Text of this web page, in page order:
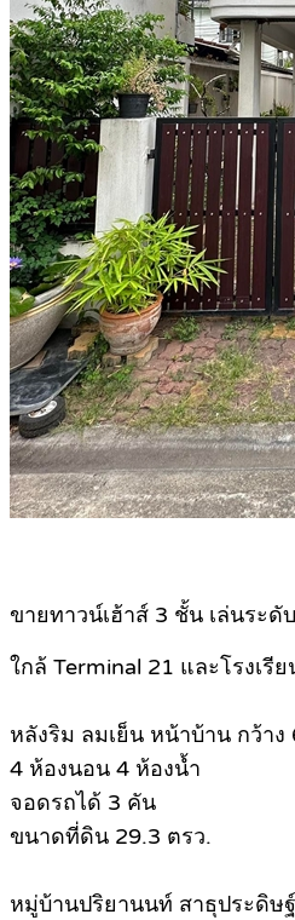
ขายทาวน์เฮ้าส์ 3 ชั้น เล่นระดั
ใกล้ Terminal 21 และโรงเรี
หลังริม ลมเย็น หน้าบ้าน กว้าง
4 ห้องนอน 4 ห้องน้ำ
จอดรถได้ 3 คัน
ขนาดที่ดิน 29.3 ตรว.
หมู่บ้านปริยานนท์ สาธุประดิษ